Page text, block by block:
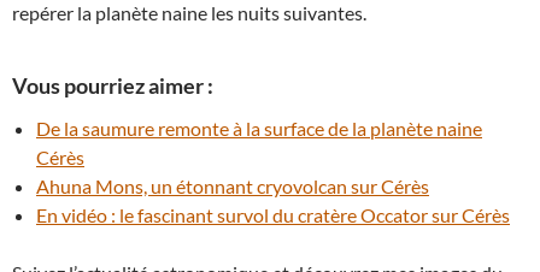
repérer la planète naine les nuits suivantes.
Vous pourriez aimer :
De la saumure remonte à la surface de la planète naine
Cérès
Ahuna Mons, un étonnant cryovolcan sur Cérès
En vidéo : le fascinant survol du cratère Occator sur Cérès